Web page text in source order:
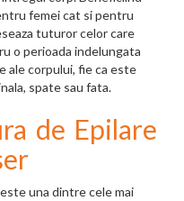
femei cat si pentru
tuturor celor care
o perioada indelungata
ale corpului, fie ca este
spate sau fata.
de Epilare
una dintre cele mai